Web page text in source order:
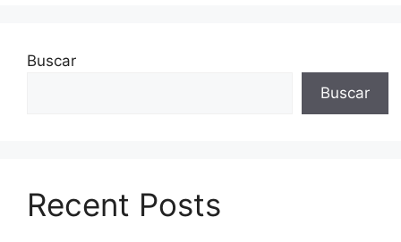
Buscar
Buscar
Recent Posts